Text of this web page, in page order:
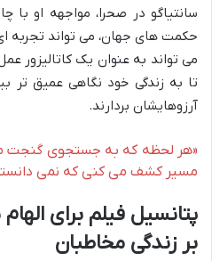
سانتیاگو در صحرا، مواجهه او
حکمت های جهان، می تواند تجربه
می تواند به عنوان یک کاتالیزور
تا به زندگی خود نگاهی عمیق تر
آرزوهایشان بردارند.
«هر لحظه که به جستجوی گنجت
مسیر کشف می کنی که نمی
پتانسیل فیلم برای
بر زندگی مخاطبان